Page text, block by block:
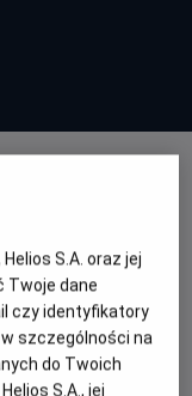
Konesera
Gatunek
Thriller
wiek
Od 15
S.A. oraz jej
Twoje dane
czy identyfikatory
szczególności na
do Twoich
S.A., jej